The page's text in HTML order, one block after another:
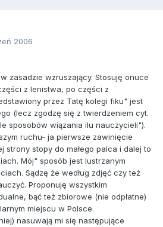
2006
zasadzie wzruszający. Stosuję onuce
z lenistwa, po części z
przez Tatę kolegi fiku" jest
(lecz zgodzę się z twierdzeniem cyt.
sposobów wiązania ilu nauczycieli").
ruchu- ja pierwsze zawinięcie
strony stopy do małego palca i dalej to
Mój" sposób jest lustrzanym
Sądzę że według zdjęć czy też
Proponuję wszystkim
bąć też zbiorowe (nie odpłatne)
miejscu w Polsce.
nasuwają mi się następujące